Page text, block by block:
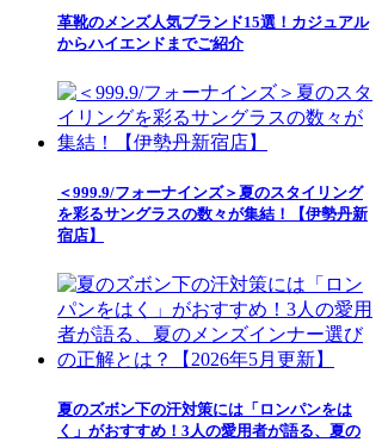
革靴のメンズ人気ブランド15選！カジュアル
からハイエンドまでご紹介
＜999.9/フォーナインズ＞夏のスタイリング
を彩るサングラスの数々が集結！【伊勢丹新
宿店】
夏のズボン下の汗対策には「ロンパンをは
く」がおすすめ！3人の愛用者が語る、夏の